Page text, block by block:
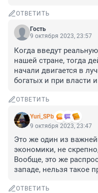
ОТВЕТИТЬ
Гость
9 октября 2023, 23:57
Когда введут
нашей стране, тогда
начали двигается в
богатых и при власти
ОТВЕТИТЬ
Yuri_SPb
9 октября 2023, 23:47
Это же один из
экономики, не
Вообще, это же
западе, нельзя такое
ОТВЕТИТЬ